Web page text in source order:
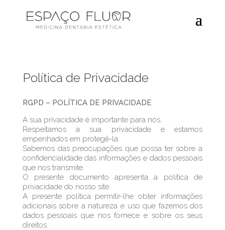
Política de Privacidade
RGPD – POLÍTICA DE PRIVACIDADE
A sua privacidade é importante para nós.
Respeitamos a sua privacidade e estamos
empenhados em protegê-la.
Sabemos das preocupações que possa ter sobre a
confidencialidade das informações e dados pessoais
que nos transmite.
O presente documento apresenta a política de
privacidade do nosso site.
A presente política permitir-lhe obter informações
adicionais sobre a natureza e uso que fazemos dos
dados pessoais que nos fornece e sobre os seus
direitos.